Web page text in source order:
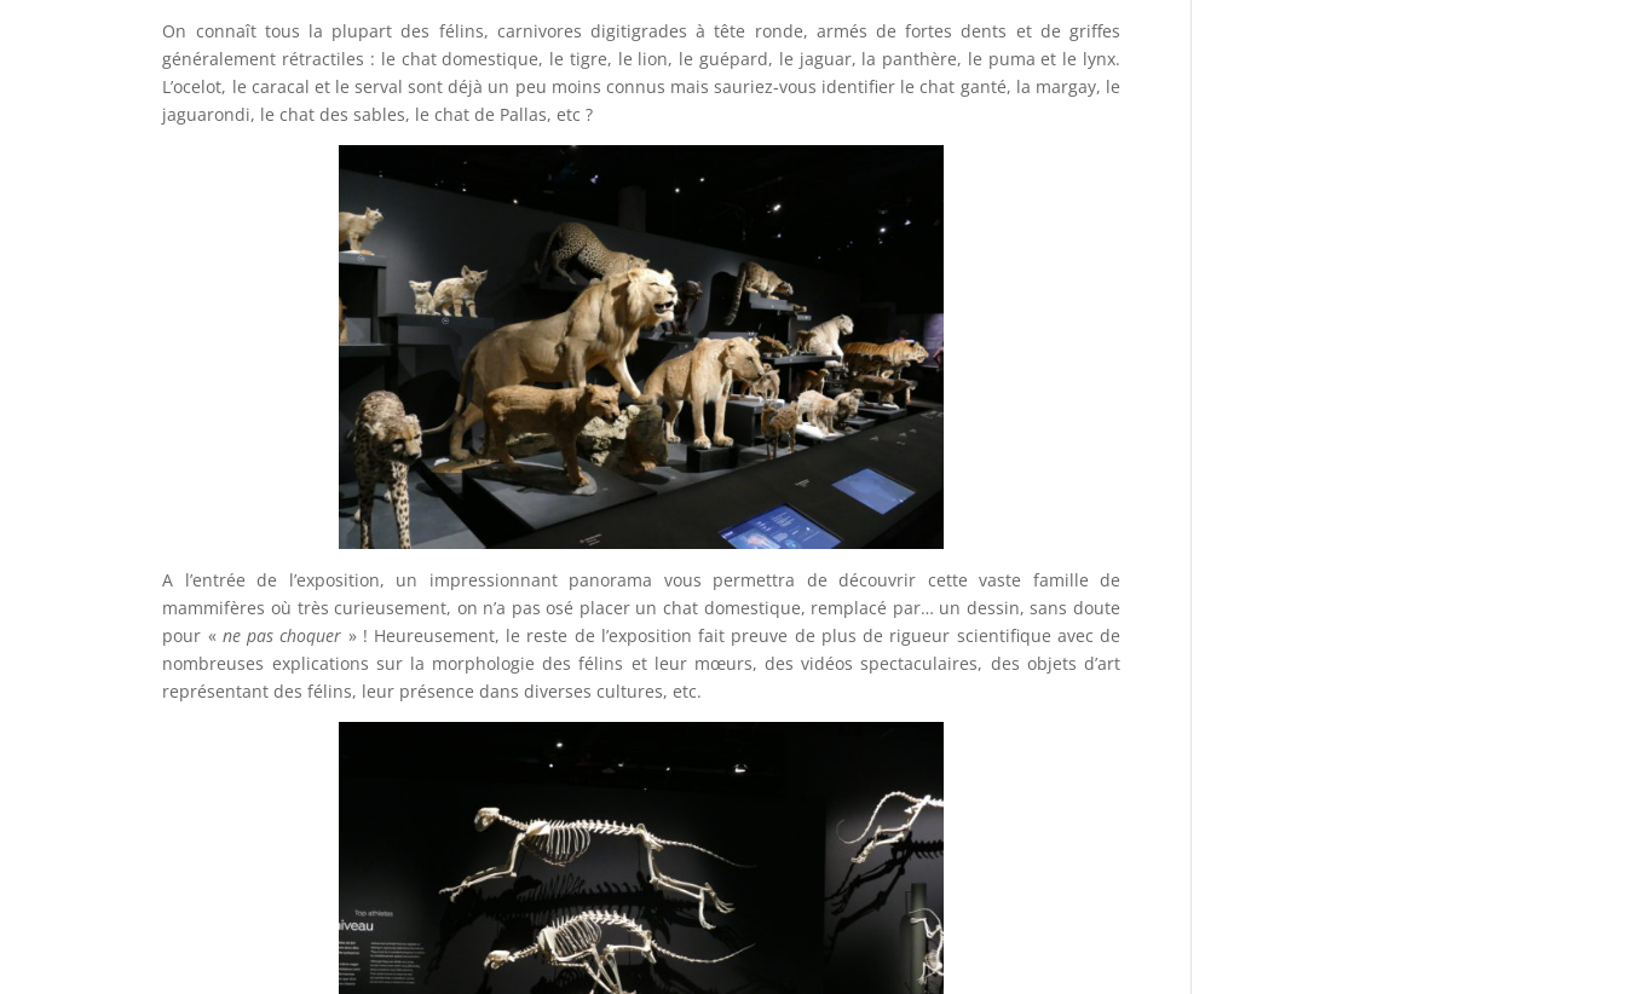
On connaît tous la plupart des félins, carnivores digitigrades à tête ronde, armés de fortes dents et de griffes
généralement rétractiles : le chat domestique, le tigre, le lion, le guépard, le jaguar, la panthère, le puma et le lynx.
L’ocelot, le caracal et le serval sont déjà un peu moins connus mais sauriez-vous identifier le chat ganté, la margay, le
jaguarondi, le chat des sables, le chat de Pallas, etc ?
A l’entrée de l’exposition, un impressionnant panorama vous permettra de découvrir cette vaste famille de
mammifères où très curieusement, on n’a pas osé placer un chat domestique, remplacé par… un dessin, sans doute
pour « ne pas choquer » ! Heureusement, le reste de l’exposition fait preuve de plus de rigueur scientifique avec de
nombreuses explications sur la morphologie des félins et leur mœurs, des vidéos spectaculaires, des objets d’art
représentant des félins, leur présence dans diverses cultures, etc.